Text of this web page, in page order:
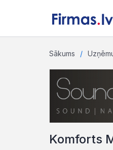
Sākums
Komforts